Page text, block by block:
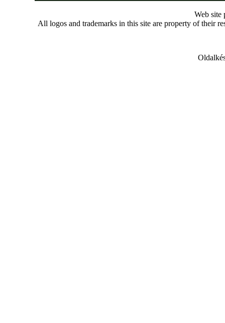
Web site
All logos and trademarks in this site are property of their